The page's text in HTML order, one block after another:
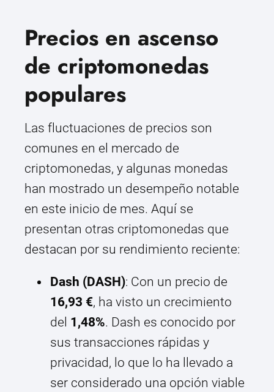
Precios en ascenso
de criptomonedas
populares
Las fluctuaciones de precios son
comunes en el mercado de
criptomonedas, y algunas monedas
han mostrado un desempeño notable
en este inicio de mes. Aquí se
presentan otras criptomonedas que
destacan por su rendimiento reciente:
Dash (DASH): Con un precio de
16,93 €, ha visto un crecimiento
del 1,48%. Dash es conocido por
sus transacciones rápidas y
privacidad, lo que lo ha llevado a
ser considerado una opción viable